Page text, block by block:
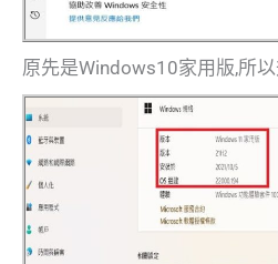
原先是Windows10家用版,所